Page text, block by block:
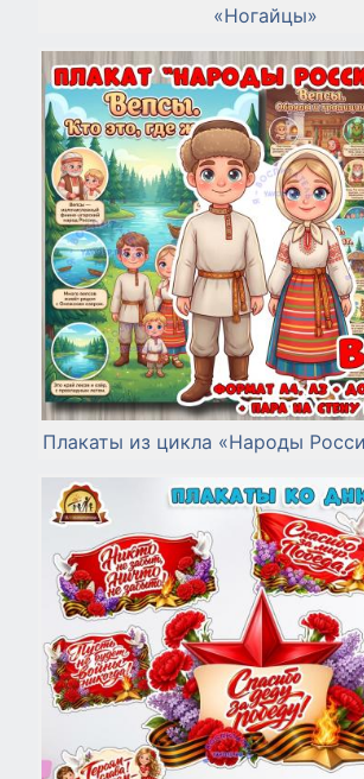
«Ногайцы»
Плакаты из цикла «Народы